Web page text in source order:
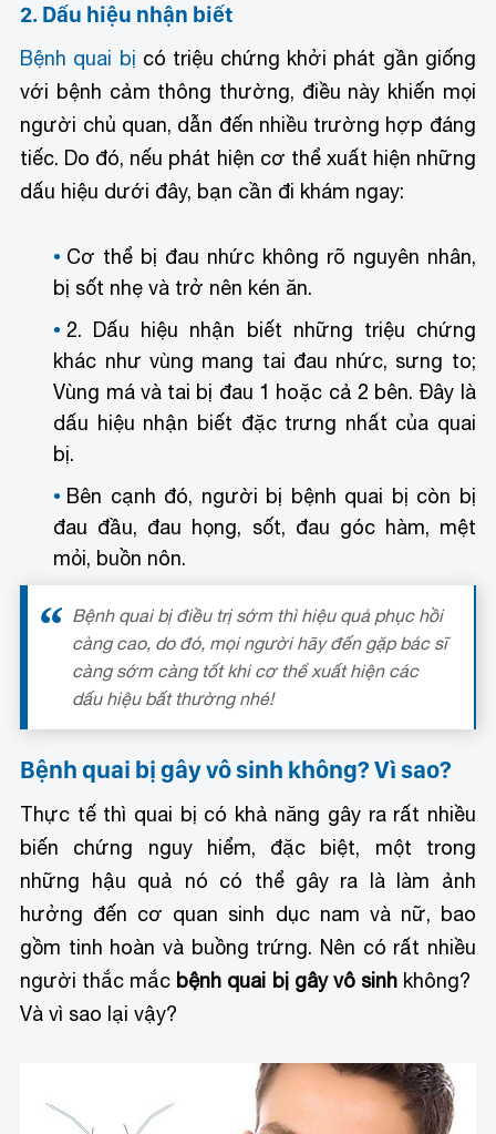
2. Dấu hiệu nhận biết
Bệnh quai bị có triệu chứng khởi phát gần giống
với bệnh cảm thông thường, điều này khiến mọi
người chủ quan, dẫn đến nhiều trường hợp đáng
tiếc. Do đó, nếu phát hiện cơ thể xuất hiện những
dấu hiệu dưới đây, bạn cần đi khám ngay:
Cơ thể bị đau nhức không rõ nguyên nhân,
bị sốt nhẹ và trở nên kén ăn.
2. Dấu hiệu nhận biết những triệu chứng
khác như vùng mang tai đau nhức, sưng to;
Vùng má và tai bị đau 1 hoặc cả 2 bên. Đây là
dấu hiệu nhận biết đặc trưng nhất của quai
bị.
Bên cạnh đó, người bị bệnh quai bị còn bị
đau đầu, đau họng, sốt, đau góc hàm, mệt
mỏi, buồn nôn.
Bệnh quai bị điều trị sớm thì hiệu quả phục hồi
càng cao, do đó, mọi người hãy đến gặp bác sĩ
càng sớm càng tốt khi cơ thể xuất hiện các
dấu hiệu bất thường nhé!
Bệnh quai bị gây vô sinh không? Vì sao?
Thực tế thì quai bị có khả năng gây ra rất nhiều
biến chứng nguy hiểm, đặc biệt, một trong
những hậu quả nó có thể gây ra là làm ảnh
hưởng đến cơ quan sinh dục nam và nữ, bao
gồm tinh hoàn và buồng trứng. Nên có rất nhiều
người thắc mắc bệnh quai bị gây vô sinh không?
Và vì sao lại vậy?